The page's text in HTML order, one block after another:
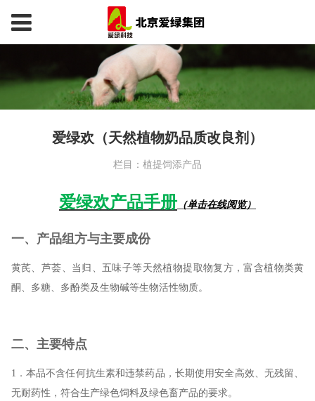
爱绿欢（天然植物奶品质改良剂）
栏目：植提饲添产品
爱绿欢产品手册 （单击在线阅览）
一、产品组方与主要成份
黄芪、芦荟、当归、五味子等天然植物提取物复方，富含植物类黄
酮、多糖、多酚类及生物碱等生物活性物质。
二、主要特点
1．本品不含任何抗生素和违禁药品，长期使用安全高效、无残留、
无耐药性，符合生产绿色饲料及绿色畜产品的要求。